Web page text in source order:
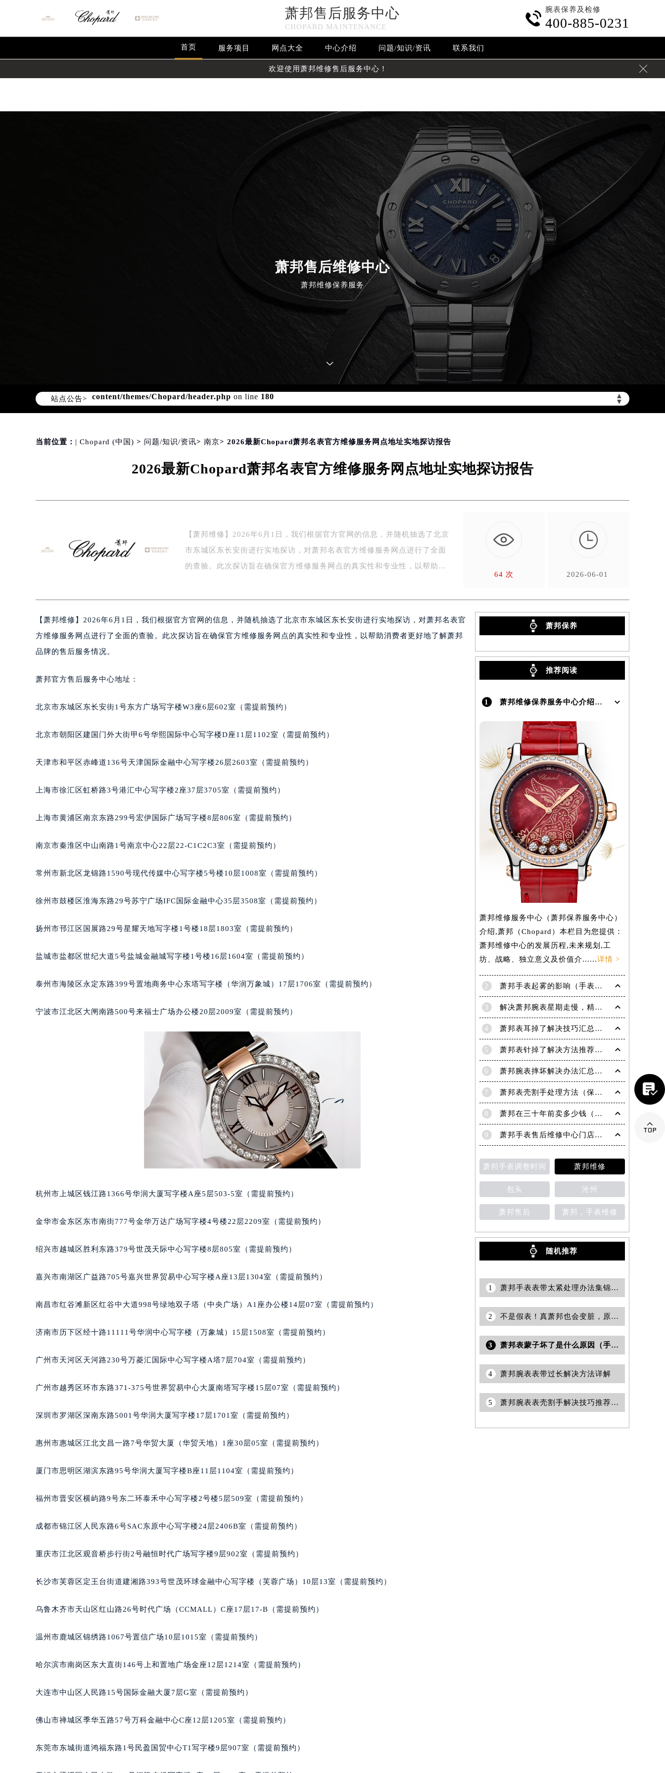
: extract() expects parameter 1 to be array, null given in /www/wwwroot/seo/countryt/two/www.cdzbwx.cn/wp-content/themes/Chopard/header.phpon line
/www/wwwroot/seo/countryt/two/www.cdzbwx.cn/wp-content/themes/Chopard/header.php
萧邦售后服务中心
CHOPARD MAINTENANCE

腕表保养及检修
400-885-0231
首页 服务项目 网点大全 中心介绍 问题/知识/资讯 联系我们
欢迎使用萧邦维修售后服务中心！ 
萧邦售后维修中心
萧邦维修保养服务
站点公告> ▲
▼
/www/wwwroot/seo/countryt/two/www.cdzbwx.cn/wp-
当前位置： | Chopard (中国) > 问题/知识/资讯> 南京> 2026最新Chopard萧邦名表官方维修服务网点地址实地探访报告
2026最新Chopard萧邦名表官方维修服务网点地址实地探访报告
【萧邦维修】2026年6月1日，我们根据官方官网的信息，并随机抽选了北京
市东城区东长安街进行实地探访，对萧邦名表官方维修服务网点进行了全面
的查验。此次探访旨在确保官方维修服务网点的真实性和专业性，以帮助
64 次

2026-06-01
【萧邦维修】2026年6月1日，我们根据官方官网的信息，并随机抽选了北京市东城区东长安街进行实地探访，对萧邦名表官
方维修服务网点进行了全面的查验。此次探访旨在确保官方维修服务网点的真实性和专业性，以帮助消费者更好地了解萧邦
品牌的售后服务情况。
萧邦官方售后服务中心地址：
北京市东城区东长安街1号东方广场写字楼W3座6层602室（需提前预约）
北京市朝阳区建国门外大街甲6号华熙国际中心写字楼D座11层1102室（需提前预约）
天津市和平区赤峰道136号天津国际金融中心写字楼26层2603室（需提前预约）
上海市徐汇区虹桥路3号港汇中心写字楼2座37层3705室（需提前预约）
上海市黄浦区南京东路299号宏伊国际广场写字楼8层806室（需提前预约）
南京市秦淮区中山南路1号南京中心22层22-C1C2C3室（需提前预约）
常州市新北区龙锦路1590号现代传媒中心写字楼5号楼10层1008室（需提前预约）
徐州市鼓楼区淮海东路29号苏宁广场IFC国际金融中心35层3508室（需提前预约）
扬州市邗江区国展路29号星耀天地写字楼1号楼18层1803室（需提前预约）
盐城市盐都区世纪大道5号盐城金融城写字楼1号楼16层1604室（需提前预约）
泰州市海陵区永定东路399号置地商务中心东塔写字楼（华润万象城）17层1706室（需提前预约）
宁波市江北区大闸南路500号来福士广场办公楼20层2009室（需提前预约）
杭州市上城区钱江路1366号华润大厦写字楼A座5层503-5室（需提前预约）
金华市金东区东市南街777号金华万达广场写字楼4号楼22层2209室（需提前预约）
绍兴市越城区胜利东路379号世茂天际中心写字楼8层805室（需提前预约）
嘉兴市南湖区广益路705号嘉兴世界贸易中心写字楼A座13层1304室（需提前预约）
南昌市红谷滩新区红谷中大道998号绿地双子塔（中央广场）A1座办公楼14层07室（需提前预约）
济南市历下区经十路11111号华润中心写字楼（万象城）15层1508室（需提前预约）
广州市天河区天河路230号万菱汇国际中心写字楼A塔7层704室（需提前预约）
广州市越秀区环市东路371-375号世界贸易中心大厦南塔写字楼15层07室（需提前预约）
深圳市罗湖区深南东路5001号华润大厦写字楼17层1701室（需提前预约）
惠州市惠城区江北文昌一路7号华贸大厦（华贸天地）1座30层05室（需提前预约）
厦门市思明区湖滨东路95号华润大厦写字楼B座11层1104室（需提前预约）
福州市晋安区横屿路9号东二环泰禾中心写字楼2号楼5层509室（需提前预约）
成都市锦江区人民东路6号SAC东原中心写字楼24层2406B室（需提前预约）
重庆市江北区观音桥步行街2号融恒时代广场写字楼9层902室（需提前预约）
长沙市芙蓉区定王台街道建湘路393号世茂环球金融中心写字楼（芙蓉广场）10层13室（需提前预约）
乌鲁木齐市天山区红山路26号时代广场（CCMALL）C座17层17-B（需提前预约）
温州市鹿城区锦绣路1067号置信广场10层1015室（需提前预约）
哈尔滨市南岗区东大直街146号上和置地广场金座12层1214室（需提前预约）
大连市中山区人民路15号国际金融大厦7层G室（需提前预约）
佛山市禅城区季华五路57号万科金融中心C座12层1205室（需提前预约）
东莞市东城街道鸿福东路1号民盈国贸中心T1写字楼9层907室（需提前预约）
萧邦保养
推荐阅读
1 萧邦维修保养服务中心介绍 | Chopard
萧邦维修服务中心（萧邦保养服务中心）
介绍,萧邦（Chopard）本栏目为您提供：
萧邦维修中心的发展历程,未来规划,工
坊、战略、独立意义及价值介......详情 >
2 萧邦手表起雾的影响（手表起雾维护建议）
3 解决萧邦腕表星期走慢，精准调校秘籍在这里
4 萧邦表耳掉了解决技巧汇总（轻松修复爱表的小妙招）
5 萧邦表针掉了解决方法推荐（轻松修复你的爱表）
6 萧邦腕表摔坏解决办法汇总（专业修复与日常保养技巧）
7 萧邦表壳割手处理方法（保养与修复技巧指南）
8 萧邦在三十年前卖多少钱（名表价格变迁的历史洞察）
9 萧邦手表售后维修中心门店地址
萧邦手表调整时间 萧邦维修
包头 沧州
萧邦售后 萧邦，手表维修
随机推荐
1 萧邦手表表带太紧处理办法集锦（轻松调整，舒适佩戴指南）
2 不是假表！真萧邦也会变脏，原因全在这里
3 萧邦表蒙子坏了是什么原因（手表维修的常见问题及解决方法）
4 萧邦腕表表带过长解决方法详解
5 萧邦腕表表壳割手解决技巧推荐（保护爱表的实用方法）

